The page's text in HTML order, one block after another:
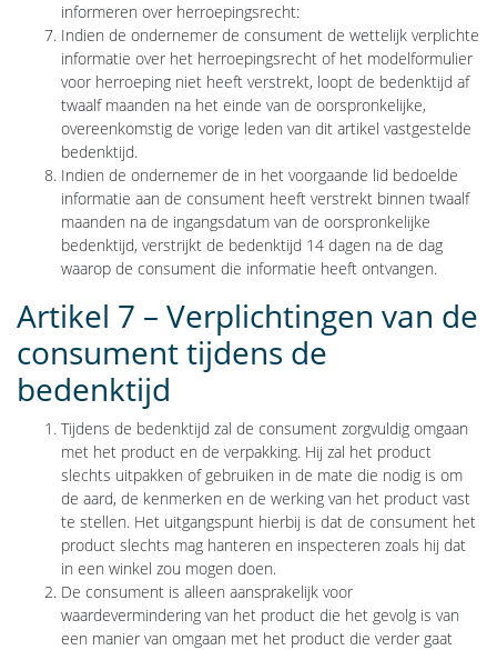
informeren over herroepingsrecht:
Indien de ondernemer de consument de wettelijk verplichte
informatie over het herroepingsrecht of het modelformulier
voor herroeping niet heeft verstrekt, loopt de bedenktijd af
twaalf maanden na het einde van de oorspronkelijke,
overeenkomstig de vorige leden van dit artikel vastgestelde
bedenktijd.
Indien de ondernemer de in het voorgaande lid bedoelde
informatie aan de consument heeft verstrekt binnen twaalf
maanden na de ingangsdatum van de oorspronkelijke
bedenktijd, verstrijkt de bedenktijd 14 dagen na de dag
waarop de consument die informatie heeft ontvangen.
Artikel 7 – Verplichtingen van de
consument tijdens de
bedenktijd
Tijdens de bedenktijd zal de consument zorgvuldig omgaan
met het product en de verpakking. Hij zal het product
slechts uitpakken of gebruiken in de mate die nodig is om
de aard, de kenmerken en de werking van het product vast
te stellen. Het uitgangspunt hierbij is dat de consument het
product slechts mag hanteren en inspecteren zoals hij dat
in een winkel zou mogen doen.
De consument is alleen aansprakelijk voor
waardevermindering van het product die het gevolg is van
een manier van omgaan met het product die verder gaat